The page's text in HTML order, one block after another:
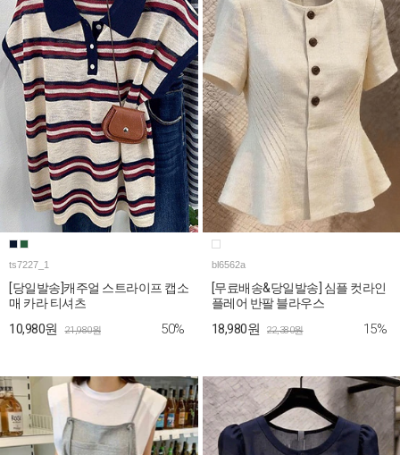
ts7227_1
[당일발송]캐주얼 스트라이프 캡소
매 카라 티셔츠
10,980원 21,980원 50%
bl6562a
[무료배송&당일발송] 심플 컷라인
플레어 반팔 블라우스
18,980원 22,380원 15%